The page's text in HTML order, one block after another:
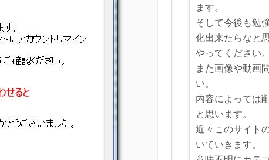
ます。
そして今後も勉
化出来たらなと
やってください。
また画像や動画
い。
内容によっては
と思います。
近々このサイト
いていきます。